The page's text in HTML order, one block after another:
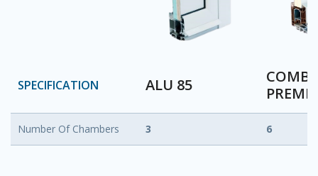
SPECIFICATION ALU 85
COMBI
Number Of Chambers 3 6